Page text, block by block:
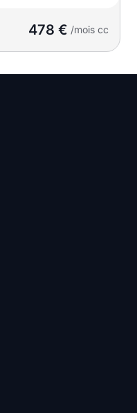
478 € /mois cc